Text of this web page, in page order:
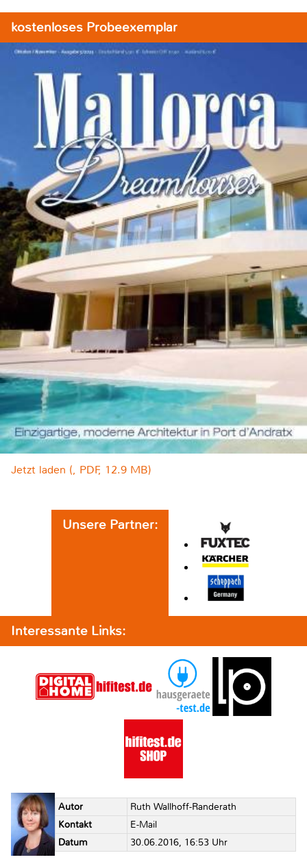
kostenloses Probeexemplar
Jetzt laden (, PDF, 12.9 MB)
Unsere Partner:
Interessante Links:
Autor
Ruth Wallhoff-Randerath
Kontakt
E-Mail
Datum
30.06.2016, 16:53 Uhr